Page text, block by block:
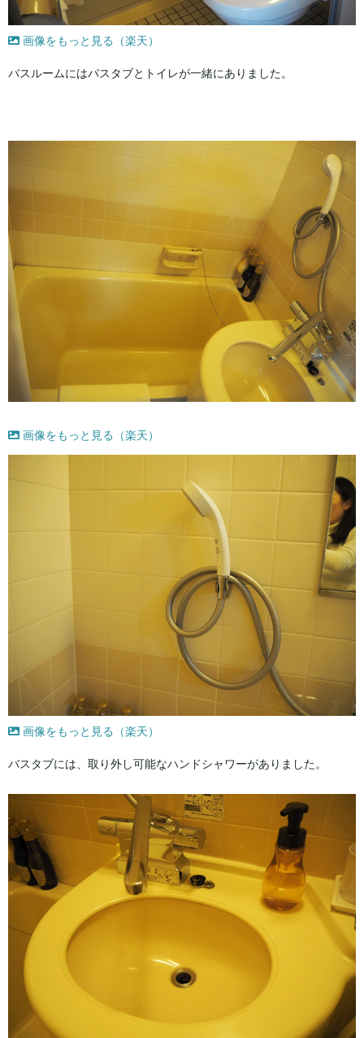
画像をもっと見る（楽天）
バスルームにはバスタブとトイレが一緒にありました。
画像をもっと見る（楽天）
画像をもっと見る（楽天）
バスタブには、取り外し可能なハンドシャワーがありました。